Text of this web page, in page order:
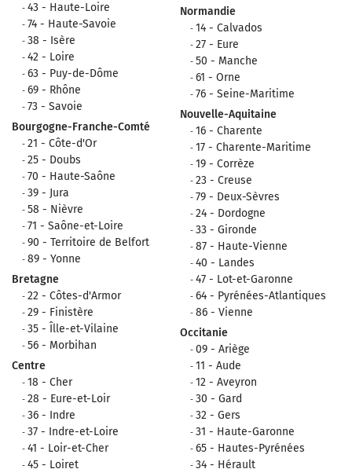
43 - Haute-Loire
74 - Haute-Savoie
38 - Isère
42 - Loire
63 - Puy-de-Dôme
69 - Rhône
73 - Savoie
Bourgogne-Franche-Comté
21 - Côte-d'Or
25 - Doubs
70 - Haute-Saône
39 - Jura
58 - Nièvre
71 - Saône-et-Loire
90 - Territoire de Belfort
89 - Yonne
Bretagne
22 - Côtes-d'Armor
29 - Finistère
35 - Îlle-et-Vilaine
56 - Morbihan
Centre
18 - Cher
28 - Eure-et-Loir
36 - Indre
37 - Indre-et-Loire
41 - Loir-et-Cher
45 - Loiret
Normandie
14 - Calvados
27 - Eure
50 - Manche
61 - Orne
76 - Seine-Maritime
Nouvelle-Aquitaine
16 - Charente
17 - Charente-Maritime
19 - Corrèze
23 - Creuse
79 - Deux-Sèvres
24 - Dordogne
33 - Gironde
87 - Haute-Vienne
40 - Landes
47 - Lot-et-Garonne
64 - Pyrénées-Atlantiques
86 - Vienne
Occitanie
09 - Ariège
11 - Aude
12 - Aveyron
30 - Gard
32 - Gers
31 - Haute-Garonne
65 - Hautes-Pyrénées
34 - Hérault